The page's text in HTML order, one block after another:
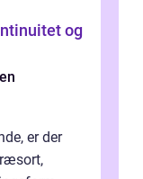
er der